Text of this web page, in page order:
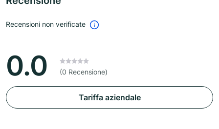
Recensioni non verificate
0.0 (0 Recensione)
Tariffa aziendale